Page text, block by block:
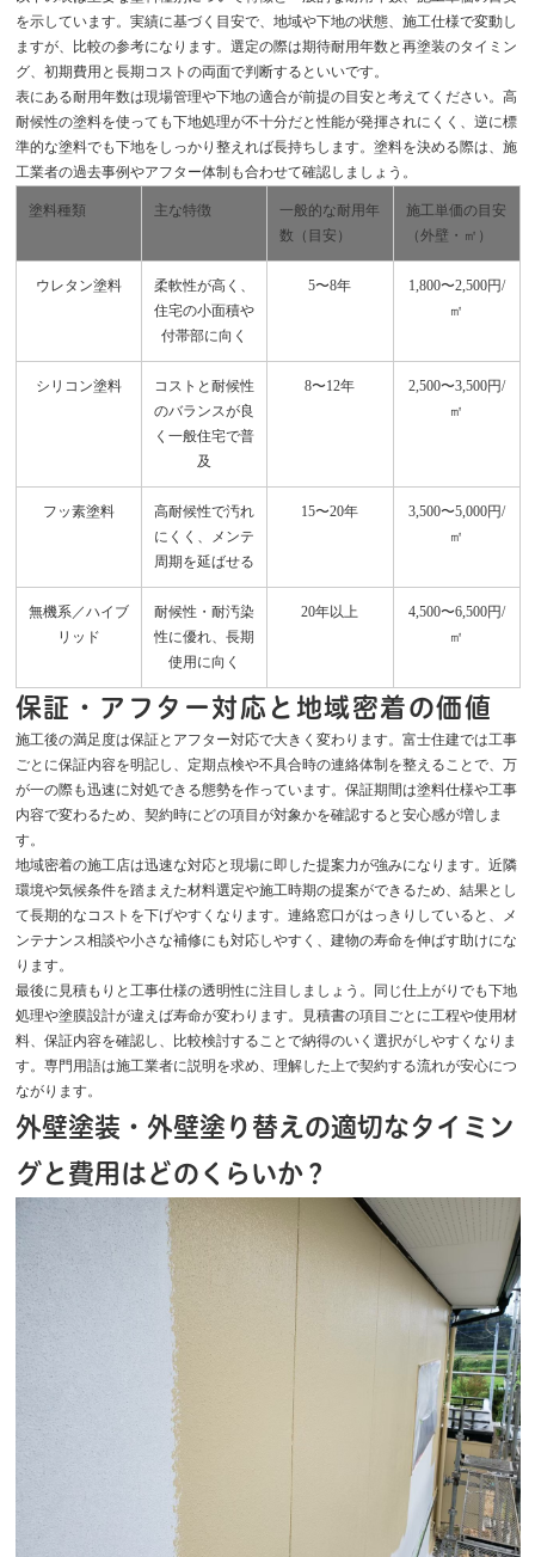
を示しています。実績に基づく目安で、地域や下地の状態、施工仕様で変動し
ますが、比較の参考になります。選定の際は期待耐用年数と再塗装のタイミン
グ、初期費用と長期コストの両面で判断するといいです。
表にある耐用年数は現場管理や下地の適合が前提の目安と考えてください。高
耐候性の塗料を使っても下地処理が不十分だと性能が発揮されにくく、逆に標
準的な塗料でも下地をしっかり整えれば長持ちします。塗料を決める際は、施
工業者の過去事例やアフター体制も合わせて確認しましょう。
塗料種類 主な特徴
一般的な耐用年
数（目安）
施工単価の目安
（外壁・㎡）
ウレタン塗料
柔軟性が高く、
住宅の小面積や
付帯部に向く
5〜8年
1,800〜2,500円/
㎡
シリコン塗料
コストと耐候性
のバランスが良
く一般住宅で普
及
8〜12年
2,500〜3,500円/
㎡
フッ素塗料
高耐候性で汚れ
にくく、メンテ
周期を延ばせる
15〜20年
3,500〜5,000円/
㎡
無機系／ハイブ
リッド
耐候性・耐汚染
性に優れ、長期
使用に向く
20年以上
4,500〜6,500円/
㎡
保証・アフター対応と地域密着の価値
施工後の満足度は保証とアフター対応で大きく変わります。富士住建では工事
ごとに保証内容を明記し、定期点検や不具合時の連絡体制を整えることで、万
が一の際も迅速に対処できる態勢を作っています。保証期間は塗料仕様や工事
内容で変わるため、契約時にどの項目が対象かを確認すると安心感が増しま
す。
地域密着の施工店は迅速な対応と現場に即した提案力が強みになります。近隣
環境や気候条件を踏まえた材料選定や施工時期の提案ができるため、結果とし
て長期的なコストを下げやすくなります。連絡窓口がはっきりしていると、メ
ンテナンス相談や小さな補修にも対応しやすく、建物の寿命を伸ばす助けにな
ります。
最後に見積もりと工事仕様の透明性に注目しましょう。同じ仕上がりでも下地
処理や塗膜設計が違えば寿命が変わります。見積書の項目ごとに工程や使用材
料、保証内容を確認し、比較検討することで納得のいく選択がしやすくなりま
す。専門用語は施工業者に説明を求め、理解した上で契約する流れが安心につ
ながります。
外壁塗装・外壁塗り替えの適切なタイミン
グと費用はどのくらいか？